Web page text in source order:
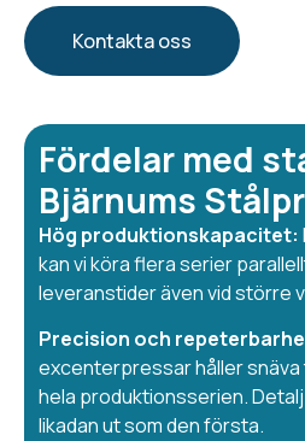
Kontakta oss
Fördelar med
Bjärnums
Hög produktionskapacitet:
kan vi köra flera serier
leveranstider även vid större
Precision och
excenterpressar håller
hela produktionsserien. Detalj
likadan ut som den första.